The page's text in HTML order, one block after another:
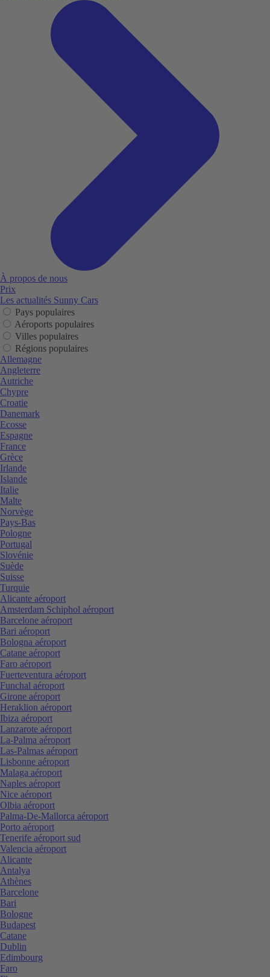
À propos de nous
Prix
Les actualités Sunny Cars
Pays populaires
Aéroports populaires
Villes populaires
Régions populaires
Allemagne
Angleterre
Autriche
Chypre
Croatie
Danemark
Ecosse
Espagne
France
Grèce
Irlande
Islande
Italie
Malte
Norvège
Pays-Bas
Pologne
Portugal
Slovénie
Suède
Suisse
Turquie
Alicante aéroport
Amsterdam Schiphol aéroport
Barcelone aéroport
Bari aéroport
Bologna aéroport
Catane aéroport
Faro aéroport
Fuerteventura aéroport
Funchal aéroport
Girone aéroport
Heraklion aéroport
Ibiza aéroport
Lanzarote aéroport
La-Palma aéroport
Las-Palmas aéroport
Lisbonne aéroport
Malaga aéroport
Naples aéroport
Nice aéroport
Olbia aéroport
Palma-De-Mallorca aéroport
Porto aéroport
Tenerife aéroport sud
Valencia aéroport
Alicante
Antalya
Athènes
Barcelone
Bari
Bologne
Budapest
Catane
Dublin
Edimbourg
Faro